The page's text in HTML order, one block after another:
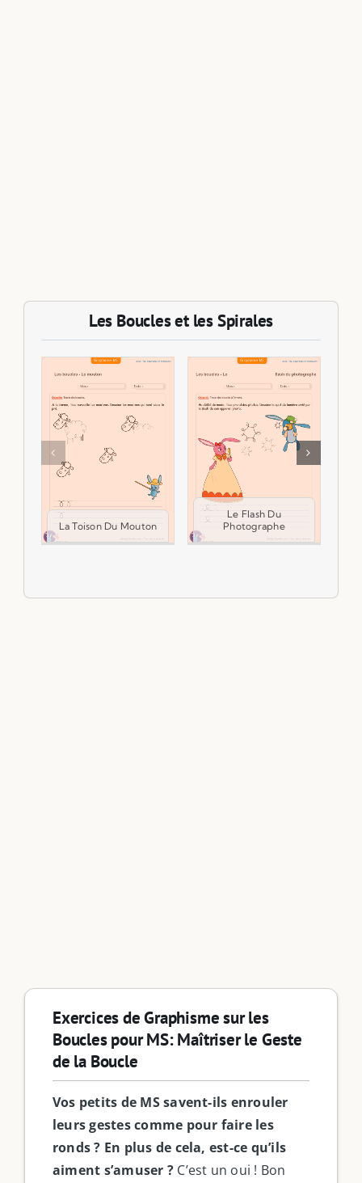
Les Boucles et les Spirales
La Toison Du Mouton
Le Flash Du
Photographe
Exercices de Graphisme sur les
Boucles pour MS: Maîtriser le Geste
de la Boucle
Vos petits de MS savent-ils enrouler
leurs gestes comme pour faire les
ronds ? En plus de cela, est-ce qu’ils
aiment s’amuser ? C’est un oui ! Bon